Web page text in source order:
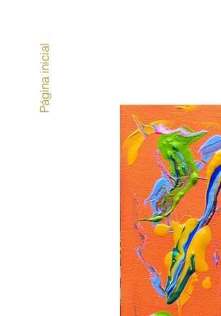
Página inicial